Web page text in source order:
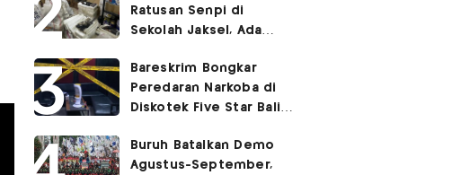
Menembak
Ratusan Senpi di
Sekolah Jaksel, Ada
Ruang Bunker
Bareskrim Bongkar
Peredaran Narkoba di
Diskotek Five Star Bali,
Buruh Batalkan Demo
Agustus-September,